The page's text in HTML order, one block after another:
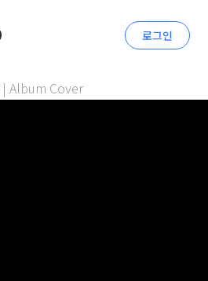
로그인
| Album Cover